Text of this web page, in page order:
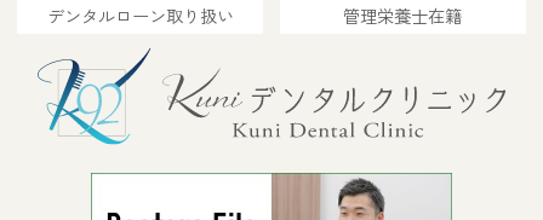
デンタルローン取り扱い 管理栄養士在籍